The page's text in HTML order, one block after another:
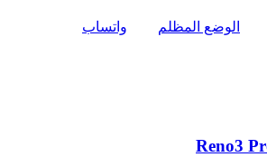
الوضع المظلم
واتساب